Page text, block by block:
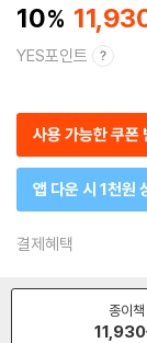
10
YES포인트
사용 가능한 쿠폰
앱 다운 시 1천원
결제혜택
종이책
11,930